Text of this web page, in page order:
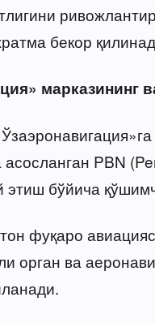
бекор
марказининг
асосланган PBN
этиш бўйича
фуқаро
орган ва